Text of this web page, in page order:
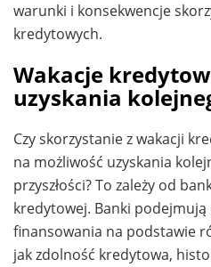
warunki i konsekwencje
kredytowych.
Wakacje
uzyskania
Czy skorzystanie z wakacji
na możliwość uzyskania
przyszłości? To zależy od
kredytowej. Banki podejmują
finansowania na podstawie
jak zdolność kredytowa,